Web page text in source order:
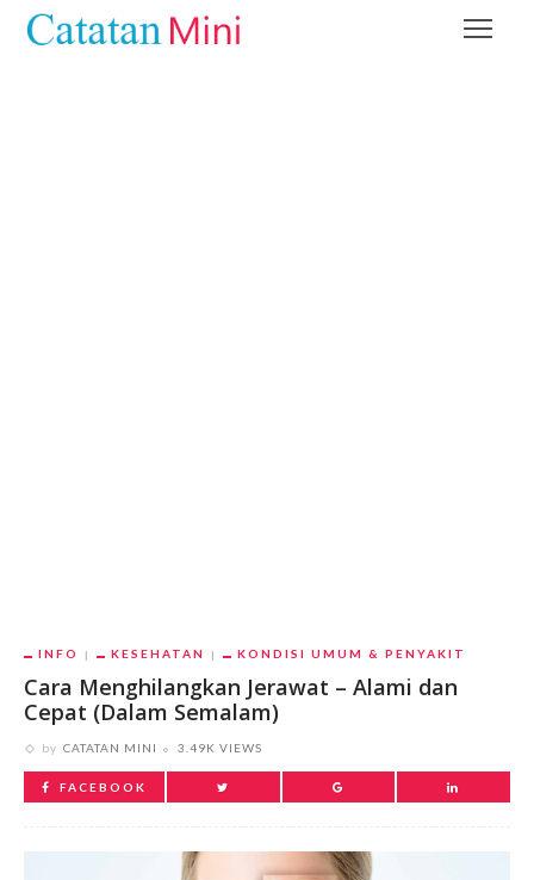
INFO KESEHATAN KONDISI UMUM & PENYAKIT
Cara Menghilangkan Jerawat – Alami dan
Cepat (Dalam Semalam)
by CATATAN MINI 3.49K VIEWS
FACEBOOK